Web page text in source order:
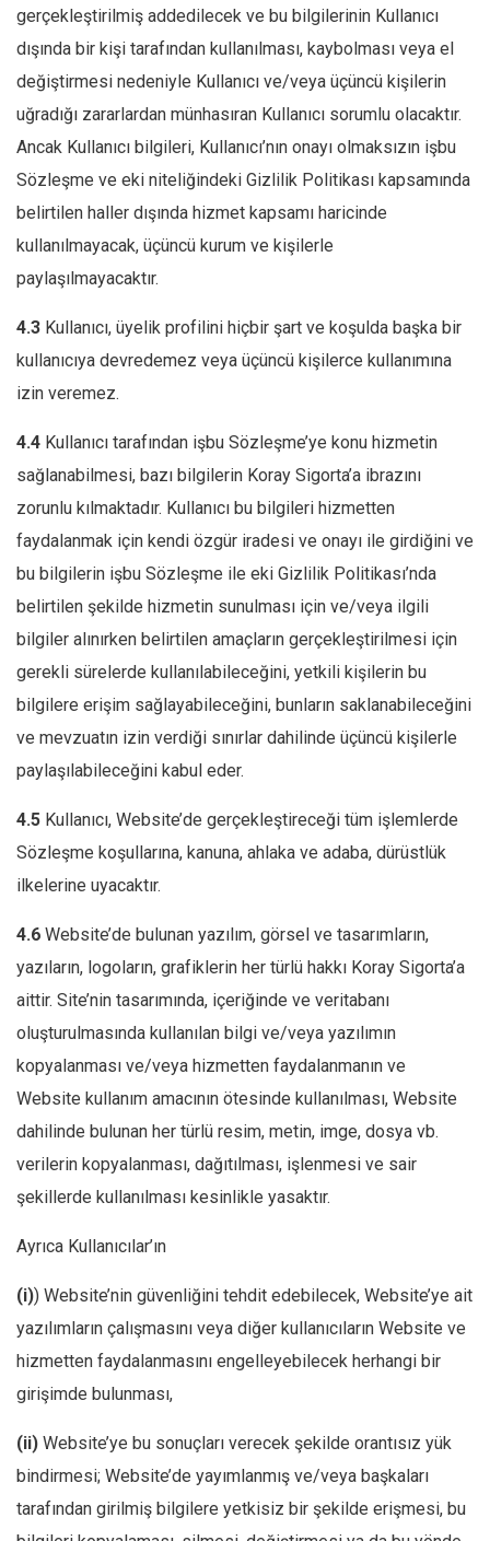
gerçekleştirilmiş addedilecek ve bu bilgilerinin Kullanıcı
dışında bir kişi tarafından kullanılması, kaybolması veya el
değiştirmesi nedeniyle Kullanıcı ve/veya üçüncü kişilerin
uğradığı zararlardan münhasıran Kullanıcı sorumlu olacaktır.
Ancak Kullanıcı bilgileri, Kullanıcı’nın onayı olmaksızın işbu
Sözleşme ve eki niteliğindeki Gizlilik Politikası kapsamında
belirtilen haller dışında hizmet kapsamı haricinde
kullanılmayacak, üçüncü kurum ve kişilerle
paylaşılmayacaktır.
4.3 Kullanıcı, üyelik profilini hiçbir şart ve koşulda başka bir
kullanıcıya devredemez veya üçüncü kişilerce kullanımına
izin veremez.
4.4 Kullanıcı tarafından işbu Sözleşme’ye konu hizmetin
sağlanabilmesi, bazı bilgilerin Koray Sigorta’a ibrazını
zorunlu kılmaktadır. Kullanıcı bu bilgileri hizmetten
faydalanmak için kendi özgür iradesi ve onayı ile girdiğini ve
bu bilgilerin işbu Sözleşme ile eki Gizlilik Politikası’nda
belirtilen şekilde hizmetin sunulması için ve/veya ilgili
bilgiler alınırken belirtilen amaçların gerçekleştirilmesi için
gerekli sürelerde kullanılabileceğini, yetkili kişilerin bu
bilgilere erişim sağlayabileceğini, bunların saklanabileceğini
ve mevzuatın izin verdiği sınırlar dahilinde üçüncü kişilerle
paylaşılabileceğini kabul eder.
4.5 Kullanıcı, Website’de gerçekleştireceği tüm işlemlerde
Sözleşme koşullarına, kanuna, ahlaka ve adaba, dürüstlük
ilkelerine uyacaktır.
4.6 Website’de bulunan yazılım, görsel ve tasarımların,
yazıların, logoların, grafiklerin her türlü hakkı Koray Sigorta’a
aittir. Site’nin tasarımında, içeriğinde ve veritabanı
oluşturulmasında kullanılan bilgi ve/veya yazılımın
kopyalanması ve/veya hizmetten faydalanmanın ve
Website kullanım amacının ötesinde kullanılması, Website
dahilinde bulunan her türlü resim, metin, imge, dosya vb.
verilerin kopyalanması, dağıtılması, işlenmesi ve sair
şekillerde kullanılması kesinlikle yasaktır.
Ayrıca Kullanıcılar’ın
(i)) Website’nin güvenliğini tehdit edebilecek, Website’ye ait
yazılımların çalışmasını veya diğer kullanıcıların Website ve
hizmetten faydalanmasını engelleyebilecek herhangi bir
girişimde bulunması,
(ii) Website’ye bu sonuçları verecek şekilde orantısız yük
bindirmesi; Website’de yayımlanmış ve/veya başkaları
tarafından girilmiş bilgilere yetkisiz bir şekilde erişmesi, bu